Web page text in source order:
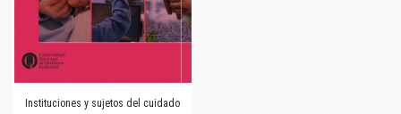
Instituciones y sujetos del cuidado